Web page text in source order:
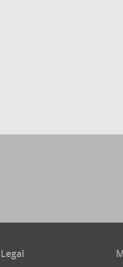
Legal